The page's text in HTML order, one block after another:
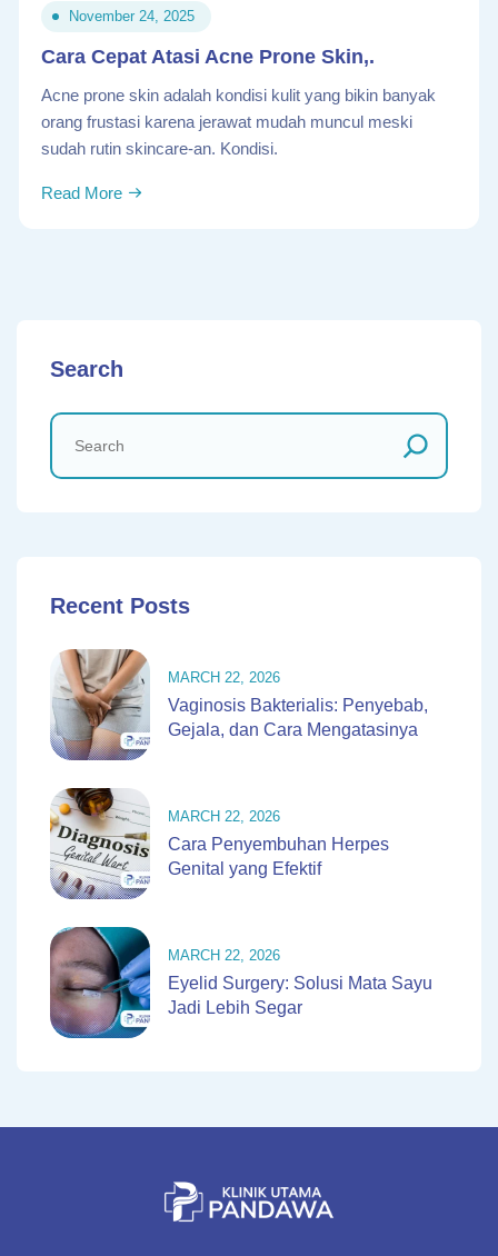
November 24, 2025
Cara Cepat Atasi Acne Prone Skin,.
Acne prone skin adalah kondisi kulit yang bikin banyak
orang frustasi karena jerawat mudah muncul meski
sudah rutin skincare-an. Kondisi.
Read More
Search
Recent Posts
MARCH 22, 2026
Vaginosis Bakterialis: Penyebab,
Gejala, dan Cara Mengatasinya
MARCH 22, 2026
Cara Penyembuhan Herpes
Genital yang Efektif
MARCH 22, 2026
Eyelid Surgery: Solusi Mata Sayu
Jadi Lebih Segar